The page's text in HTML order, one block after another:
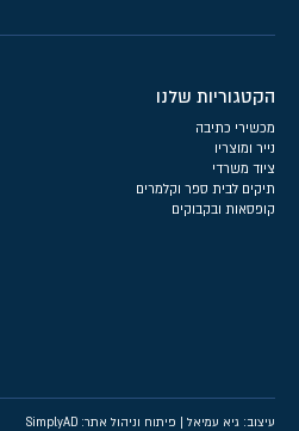
הקטגוריות שלנו
מכשירי כתיבה
נייר ומוצריו
ציוד משרדי
תיקים לבית ספר וקלמרים
קופסאות ובקבוקים
עיצוב: גיא עמיאל | פיתוח וניהול אתר: SimplyAD